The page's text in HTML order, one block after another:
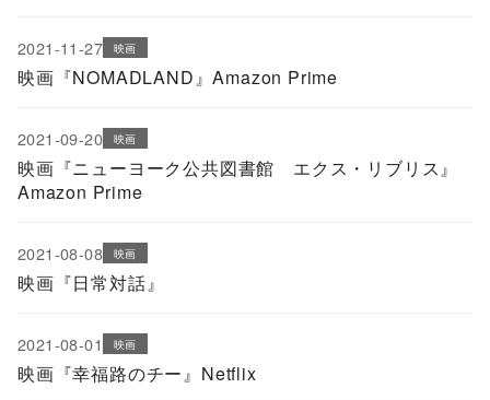
2021-11-27 映画
映画『NOMADLAND』Amazon Prime
2021-09-20 映画
映画『ニューヨーク公共図書館 エクス・リブリス』
Amazon Prime
2021-08-08 映画
映画『日常対話』
2021-08-01 映画
映画『幸福路のチー』Netflix